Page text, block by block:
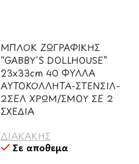
ΜΠΛΟΚ ΖΩΓΡΑΦΙΚΗΣ
“GABBY΄S DOLLHOUSE”
23x33cm 40 ΦΥΛΛΑ
ΑΥΤΟΚΟΛΛΗΤΑ-ΣΤΕΝΣΙΛ-
2ΣΕΛ ΧΡΩΜ/ΣΜΟΥ ΣΕ 2
ΣΧΕΔΙΑ
ΔΙΑΚΑΚΗΣ
Σε απόθεμα